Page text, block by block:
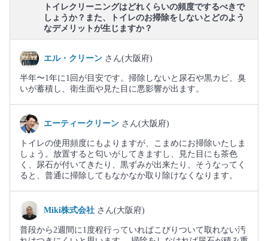
トイレクリーニングはどれくらいの頻度でするべきで
しょうか？また、トイレのお掃除をしないとどのよう
なデメリットが生じますか？
エル・クリーン さん(大阪府)
半年〜1年に1回が目安です。掃除しないと尿石や黒カビ、臭
いが蓄積し、衛生面や見た目に悪影響が出ます。
エーティークリーン さん(大阪府)
トイレの使用頻度にもよりますが、こまめにお掃除いたしま
しょう。放置すると匂いがしてきますし、見た目にも茶色
く、尿石が付いてきたり、黒ずみが出来たり、そうなってく
ると、普通に掃除してもなかなか取り除けなくなります。
Miki株式会社 さん(大阪府)
普段から2週間に1度程行っていればこびりついて取れない汚